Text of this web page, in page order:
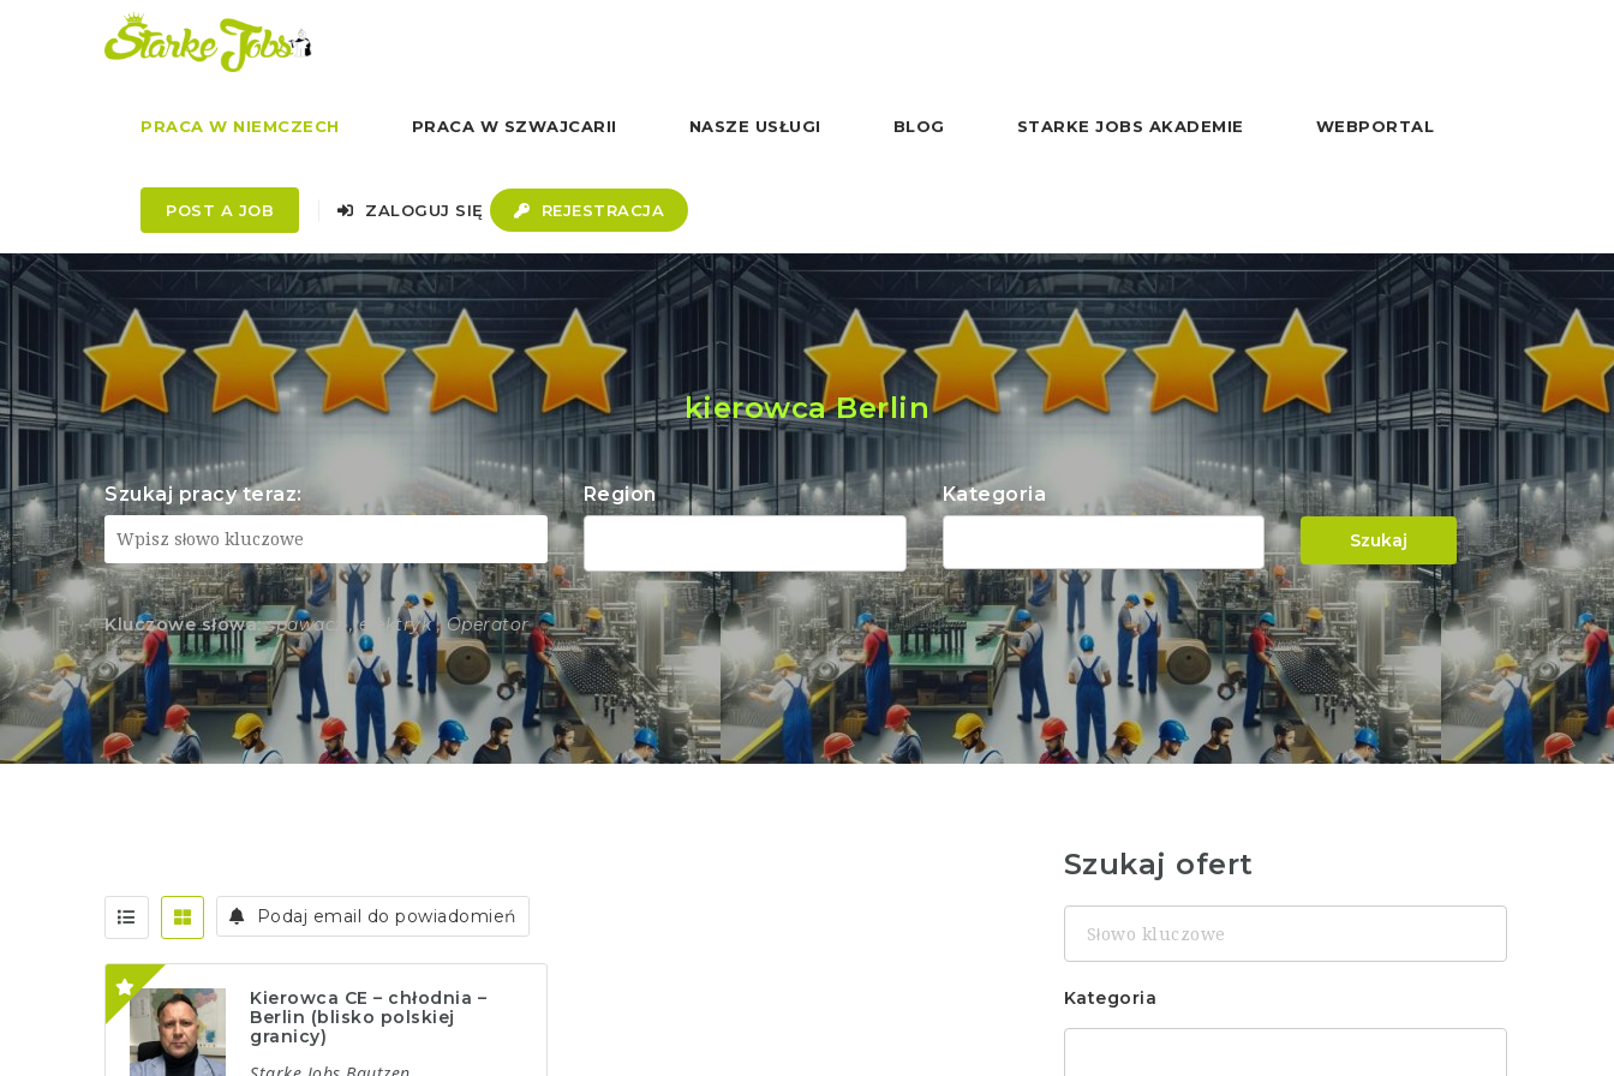
PRACA W NIEMCZECH PRACA W SZWAJCARII NASZE USŁUGI BLOG STARKE JOBS AKADEMIE WEBPORTAL
POST A JOB ZALOGUJ SIĘ REJESTRACJA
kierowca Berlin
Szukaj pracy teraz: Region Kategoria
Szukaj
Kluczowe słowa: spawacz , elektryk , Operator
Podaj email do powiadomień
Kierowca CE – chłodnia –
Berlin (blisko polskiej
granicy)
Szukaj ofert
Słowo
kluczowe
Kategoria